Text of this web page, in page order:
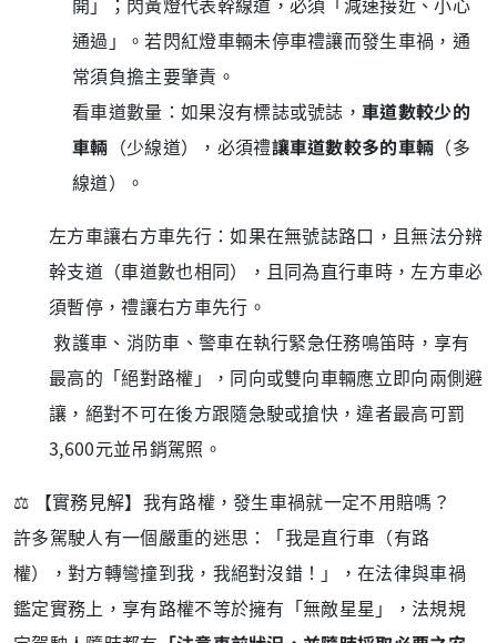
通過」。若閃紅燈車輛未停車禮讓而發生車禍，通
常須負擔主要肇責。
看車道數量：如果沒有標誌或號誌，車道數較少的
車輛 （少線道），必須禮讓車道數較多的車輛 （多
線道）。
左方車讓右方車先行：如果在無號誌路口，且無法分辨
幹支道（車道數也相同），且同為直行車時，左方車必
須暫停，禮讓右方車先行。
救護車、消防車、警車在執行緊急任務鳴笛時，享有
最高的「絕對路權」，同向或雙向車輛應立即向兩側避
讓，絕對不可在後方跟隨急駛或搶快，違者最高可罰
3,600元並吊銷駕照。
⚖️ 【實務見解】我有路權，發生車禍就一定不用賠嗎？
許多駕駛人有一個嚴重的迷思：「我是直行車（有路
權），對方轉彎撞到我，我絕對沒錯！」，在法律與車禍
鑑定實務上，享有路權不等於擁有「無敵星星」，法規規